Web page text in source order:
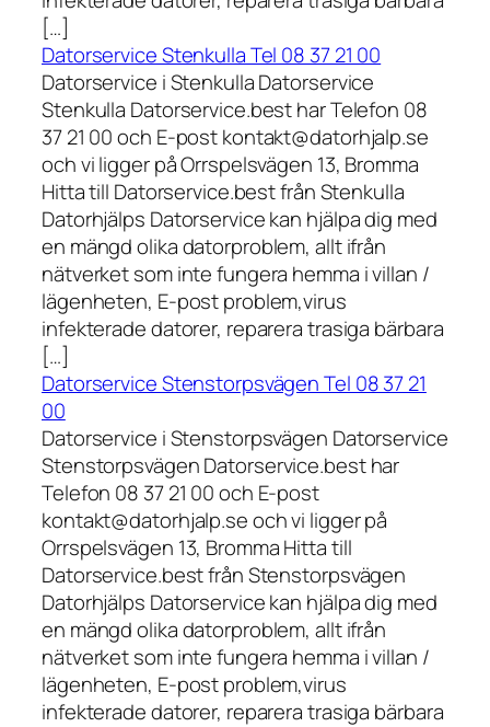
[…]
Datorservice Stenkulla Tel 08 37 21 00
Datorservice i Stenkulla Datorservice
Stenkulla Datorservice.best har Telefon 08
37 21 00 och E-post kontakt@datorhjalp.se
och vi ligger på Orrspelsvägen 13, Bromma
Hitta till Datorservice.best från Stenkulla
Datorhjälps Datorservice kan hjälpa dig med
en mängd olika datorproblem, allt ifrån
nätverket som inte fungera hemma i villan /
lägenheten, E-post problem,virus
infekterade datorer, reparera trasiga bärbara
[…]
Datorservice Stenstorpsvägen Tel 08 37 21
00
Datorservice i Stenstorpsvägen Datorservice
Stenstorpsvägen Datorservice.best har
Telefon 08 37 21 00 och E-post
kontakt@datorhjalp.se och vi ligger på
Orrspelsvägen 13, Bromma Hitta till
Datorservice.best från Stenstorpsvägen
Datorhjälps Datorservice kan hjälpa dig med
en mängd olika datorproblem, allt ifrån
nätverket som inte fungera hemma i villan /
lägenheten, E-post problem,virus
infekterade datorer, reparera trasiga bärbara